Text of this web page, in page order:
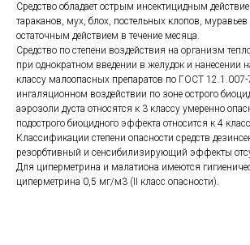
Средство обладает острым инсектицидным
тараканов, мух, блох, постельных клопов,
остаточным действием в течение месяца.
Средство по степени воздействия на организм
при однократном введении в желудок и нанесении
классу малоопасных препаратов по ГОСТ
ингаляционном воздействии по зоне острого
аэрозоли дуста относятся к 3 классу умеренно
подострого биоцидного эффекта относится к 4
Классификации степени опасности средств
резорбтивный и сенсибилизирующий эффекты
Для циперметрина и малатиона имеются
циперметрина 0,5 мг/м3 (II класс опасности).